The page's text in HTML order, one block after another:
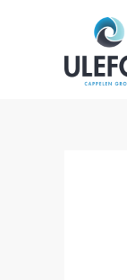
Ulefos>